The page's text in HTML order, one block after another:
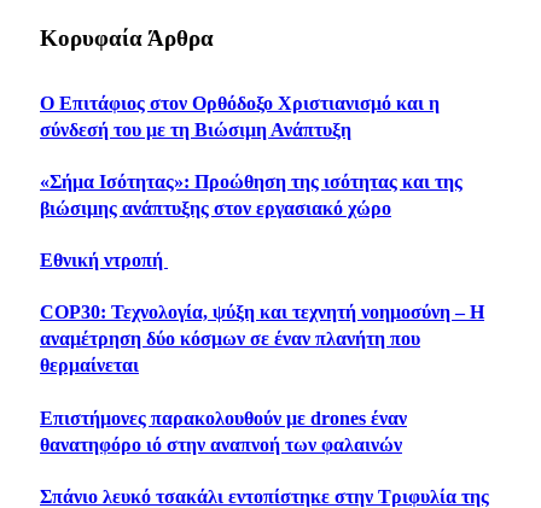
Κορυφαία Άρθρα
Ο Επιτάφιος στον Ορθόδοξο Χριστιανισμό και η
σύνδεσή του με τη Βιώσιμη Ανάπτυξη
«Σήμα Ισότητας»: Προώθηση της ισότητας και της
βιώσιμης ανάπτυξης στον εργασιακό χώρο
Εθνική ντροπή
COP30: Τεχνολογία, ψύξη και τεχνητή νοημοσύνη – Η
αναμέτρηση δύο κόσμων σε έναν πλανήτη που
θερμαίνεται
Επιστήμονες παρακολουθούν με drones έναν
θανατηφόρο ιό στην αναπνοή των φαλαινών
Σπάνιο λευκό τσακάλι εντοπίστηκε στην Τριφυλία της